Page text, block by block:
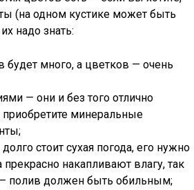
(на одном кустике может быть
надо знать:
будет много, а цветков — очень
— они и без того отлично
минеральные
стоит сухая погода, его нужно
накапливают влагу, так
— полив должен быть обильным;